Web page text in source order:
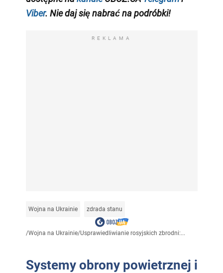
Viber. Nie daj się nabrać na podróbki!
REKLAMA
Wojna na Ukrainie zdrada stanu
/Wojna na Ukrainie/Usprawiedliwianie rosyjskich zbrodni:...
Systemy obrony powietrznej i